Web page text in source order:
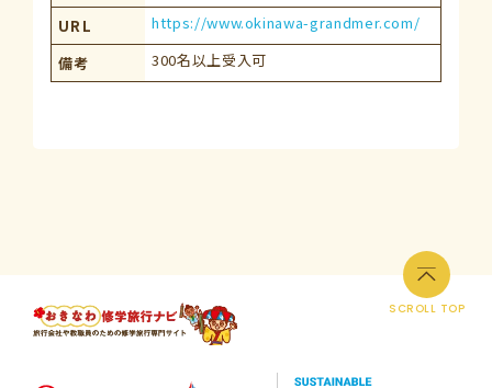
URL
https://www.okinawa-grandmer.com/
備考
300名以上受入可
SCROLL TOP